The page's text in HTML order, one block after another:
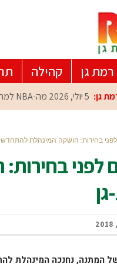
גן קהילה
גן: 5 יולי, 2026 מה-NBA למרכז הפיתוח ברמת גן: עומרי כספי במפגש הוקרה מיוחד
בחירות: הושקה המינהלת
לפני
המתנה, נחנכה המינהלת